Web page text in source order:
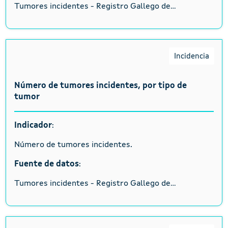
Tumores incidentes - Registro Gallego de...
Incidencia
Número de tumores incidentes, por tipo de
tumor
Indicador:
Número de tumores incidentes.
Fuente de datos:
Tumores incidentes - Registro Gallego de...